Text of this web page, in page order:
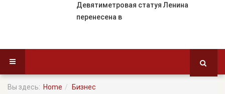
Девятиметровая статуя Ленина
перенесена в
Вы здесь: Home
Бизнес